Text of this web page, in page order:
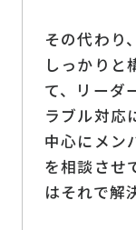
その代わり
しっかりと
て、リーダ
ラブル対応
中心にメン
を相談させ
はそれで解